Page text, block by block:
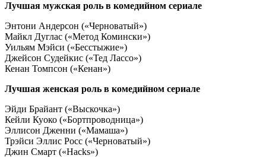
Лучшая мужская роль в комедийном сериале
Энтони Андерсон («Черноватый»)
Майкл Дуглас («Метод Комински»)
Уильям Мэйси («Бесстыжие»)
Джейсон Судейкис («Тед Лассо»)
Кенан Томпсон («Кенан»)
Лучшая женская роль в комедийном сериале
Эйди Брайант («Выскочка»)
Кейли Куоко («Бортпроводница»)
Эллисон Дженни («Мамаша»)
Трэйси Эллис Росс («Черноватый»)
Джин Смарт («Hacks»)